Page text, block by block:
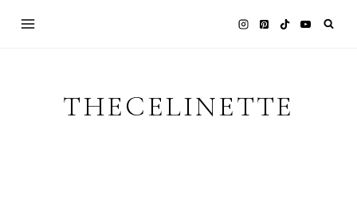
THECELINETTE